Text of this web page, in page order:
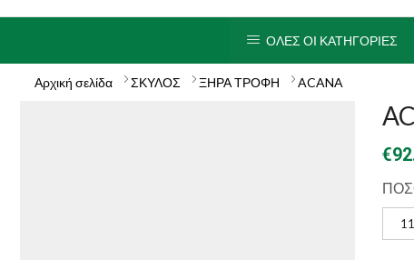
ΟΛΕΣ ΟΙ ΚΑΤΗΓΟΡΙΕΣ
Αρχική σελίδα ΣΚΥΛΟΣ ΞΗΡΑ ΤΡΟΦΗ ACANA
€